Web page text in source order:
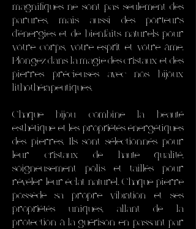
magnifiques ne sont pas seulement des
parures, mais aussi des porteurs
d'énergies et de bienfaits naturels pour
votre corps, votre esprit et votre âme.
Plongez dans la magie des cristaux et des
pierres précieuses avec nos bijoux
lithothérapeutiques.
Chaque bijou combine la beauté
esthétique et les propriétés énergétiques
des pierres. Ils sont sélectionnés pour
leur cristaux de haute qualité,
soigneusement polis et taillés pour
révéler leur éclat naturel. Chaque pierre
possède sa propre vibration et ses
propriétés uniques, allant de la
protection à la guérison en passant par